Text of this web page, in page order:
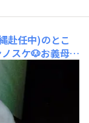
赴任中)のとこ
スケ🐶お義母さ
いる。明日には